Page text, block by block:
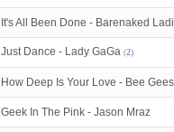
It's All Been Done - Barenaked
Just Dance - Lady GaGa (2)
How Deep Is Your Love - Bee Gees
Geek In The Pink - Jason Mraz